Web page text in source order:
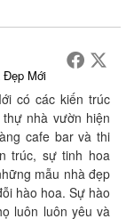
Đẹp Mới
có các kiến trúc
nhà vườn hiện
cafe bar và thi
trúc, sự tinh hoa
mẫu nhà đẹp
hào hoa. Sự hào
luôn luôn yêu và